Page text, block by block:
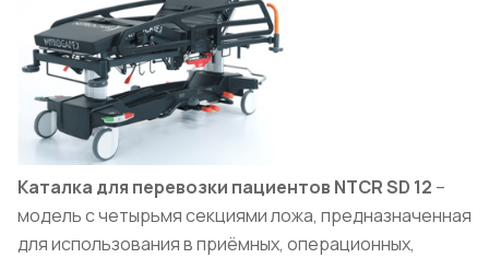
Каталка для перевозки пациентов NTCR SD 12 –
модель с четырьмя секциями ложа, предназначенная
для использования в приёмных, операционных,